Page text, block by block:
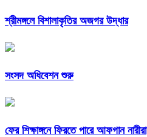
শ্রীমঙ্গলে বিশালাকৃতির অজগর উদ্ধার
সংসদ অধিবেশন শুরু
ফের শিক্ষাঙ্গনে ফিরতে পারে আফগান নারীরা